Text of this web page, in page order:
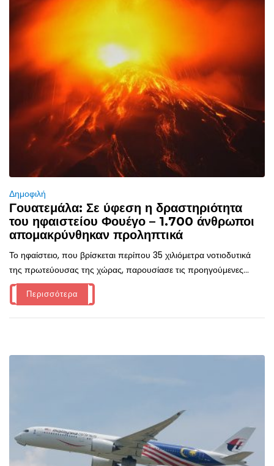
Δημοφιλή
Γουατεμάλα: Σε ύφεση η δραστηριότητα
του ηφαιστείου Φουέγο – 1.700 άνθρωποι
απομακρύνθηκαν προληπτικά
Το ηφαίστειο, που βρίσκεται περίπου 35 χιλιόμετρα νοτιοδυτικά
της πρωτεύουσας της χώρας, παρουσίασε τις προηγούμενες...
Περισσότερα